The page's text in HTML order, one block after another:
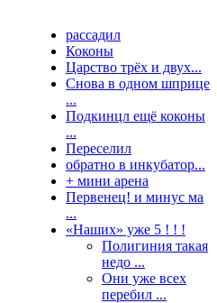
рассадил
Коконы
Царство трёх и двух...
Снова в одном шприце
...
Подкинцл ещё коконы
...
Переселил
обратно в инкубатор...
+ мини арена
Первенец! и минус ма
...
«Наших» уже 5 ! ! !
Полигиния такая
недо ...
Они уже всех
перебил ...